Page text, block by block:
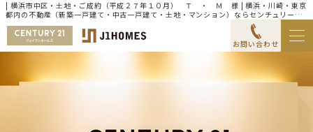
| 横浜市中区・土地・ご成約（平成２７年１０月） Ｔ ・ Ｍ 様 | 横浜・川崎・東京
都内の不動産（新築一戸建て・中古一戸建て・土地・マンション）ならセンチュリー21
ジェイワンホームズ
お問い合わせ